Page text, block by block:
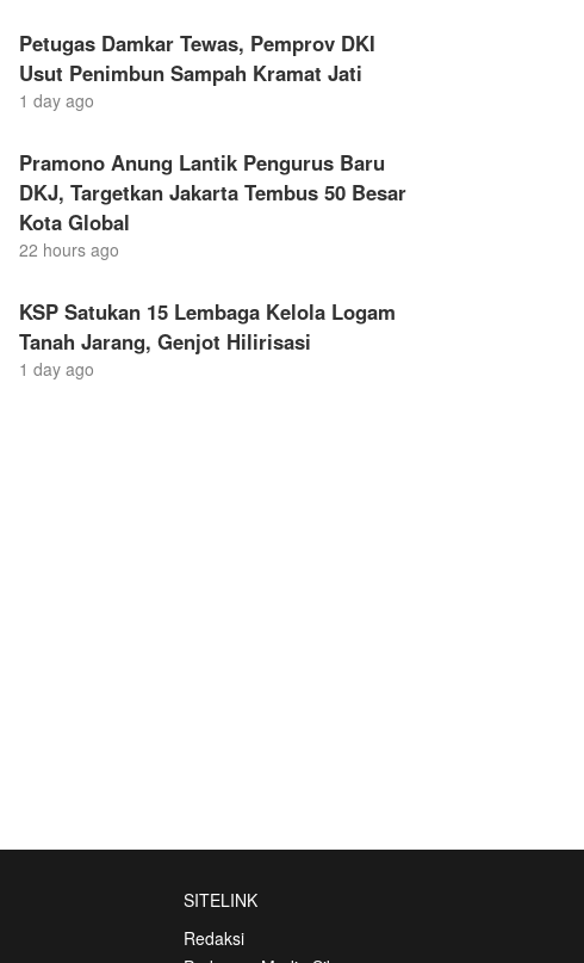
Petugas Damkar Tewas, Pemprov DKI
Usut Penimbun Sampah Kramat Jati
1 day ago
Pramono Anung Lantik Pengurus Baru
DKJ, Targetkan Jakarta Tembus 50 Besar
Kota Global
22 hours ago
KSP Satukan 15 Lembaga Kelola Logam
Tanah Jarang, Genjot Hilirisasi
1 day ago
SITELINK
Redaksi